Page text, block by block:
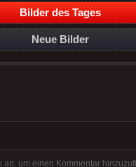
Bilder des Tages
Neue Bilder
an, um einen Kommentar